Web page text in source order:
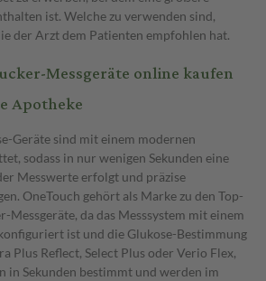
ist. Welche zu verwenden sind,
der Arzt dem Patienten empfohlen hat.
Messgeräte online kaufen
Apotheke
Geräte sind mit einem modernen
sodass in nur wenigen Sekunden eine
Messwerte erfolgt und präzise
OneTouch gehört als Marke zu den Top-
Messgeräte, da das Messsystem mit einem
ist und die Glukose-Bestimmung
Plus Reflect, Select Plus oder Verio Flex,
in Sekunden bestimmt und werden im